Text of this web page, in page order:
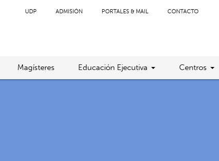
UDP ADMISIÓN PORTALES & MAIL CONTACTO
Magísteres Educación Ejecutiva Centros